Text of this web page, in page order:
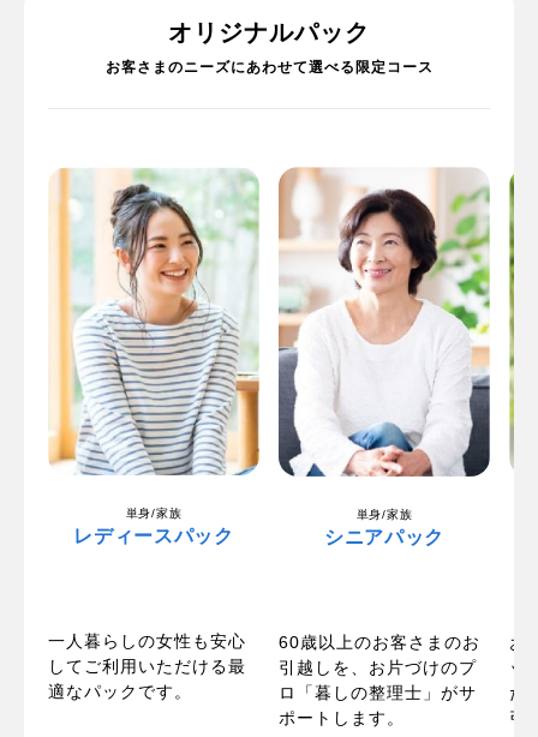
オリジナルパック
お客さまのニーズにあわせて選べる限定コース
単身/家族
レディースパック
一人暮らしの女性も安心
してご利用いただける最
適なパックです。
単身/家族
シニアパック
60歳以上のお客さまのお
引越しを、お片づけのプ
ロ「暮しの整理士」がサ
ポートします。
お
ッ
た
引